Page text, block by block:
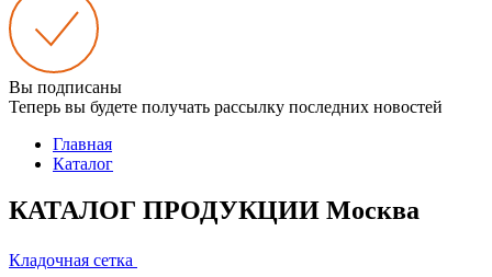
Вы подписаны
Теперь вы будете получать рассылку последних новостей
Главная
Каталог
КАТАЛОГ ПРОДУКЦИИ Москва
Кладочная сетка